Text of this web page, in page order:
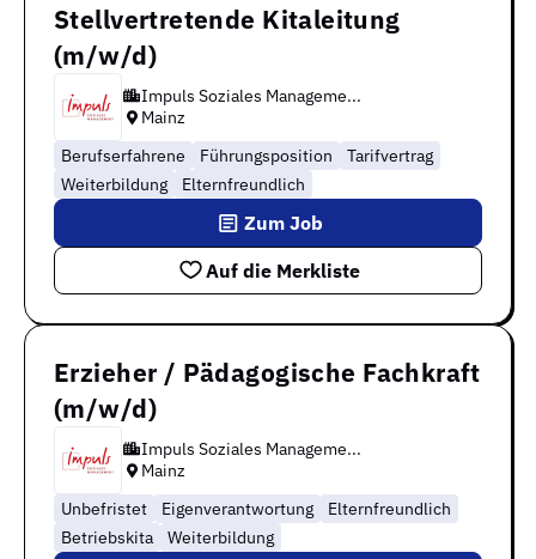
Stellvertretende Kitaleitung
(m/w/d)
Impuls Soziales Manageme...
Mainz
Berufserfahrene
Führungsposition
Tarifvertrag
Weiterbildung
Elternfreundlich
Auf die Merkliste
Zum Job
Erzieher / Pädagogische Fachkraft
(m/w/d)
Impuls Soziales Manageme...
Mainz
Unbefristet
Eigenverantwortung
Elternfreundlich
Betriebskita
Weiterbildung